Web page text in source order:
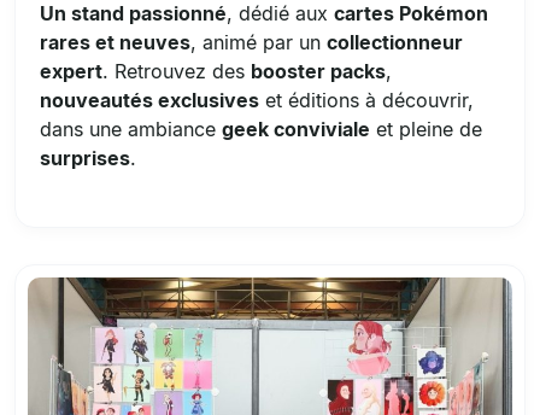
Un stand passionné, dédié aux cartes Pokémon
rares et neuves, animé par un collectionneur
expert. Retrouvez des booster packs,
nouveautés exclusives et éditions à découvrir,
dans une ambiance geek conviviale et pleine de
surprises.